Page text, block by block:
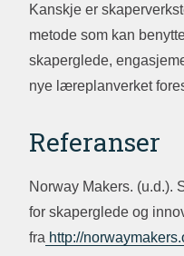
Kanskje er
metode som kan
skaperglede,
nye læreplanverket
Referanser
Norway Makers. (u.d.).
for skaperglede og
fra http://